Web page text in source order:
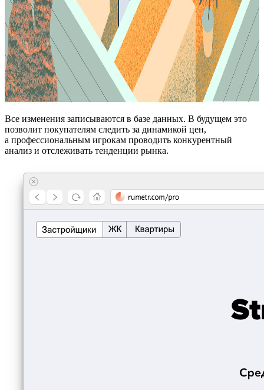
Все изменения записываются в базе данных. В будущем это
позволит покупателям следить за динамикой цен,
а профессиональным игрокам проводить конкурентный
анализ и отслеживать тенденции рынка.